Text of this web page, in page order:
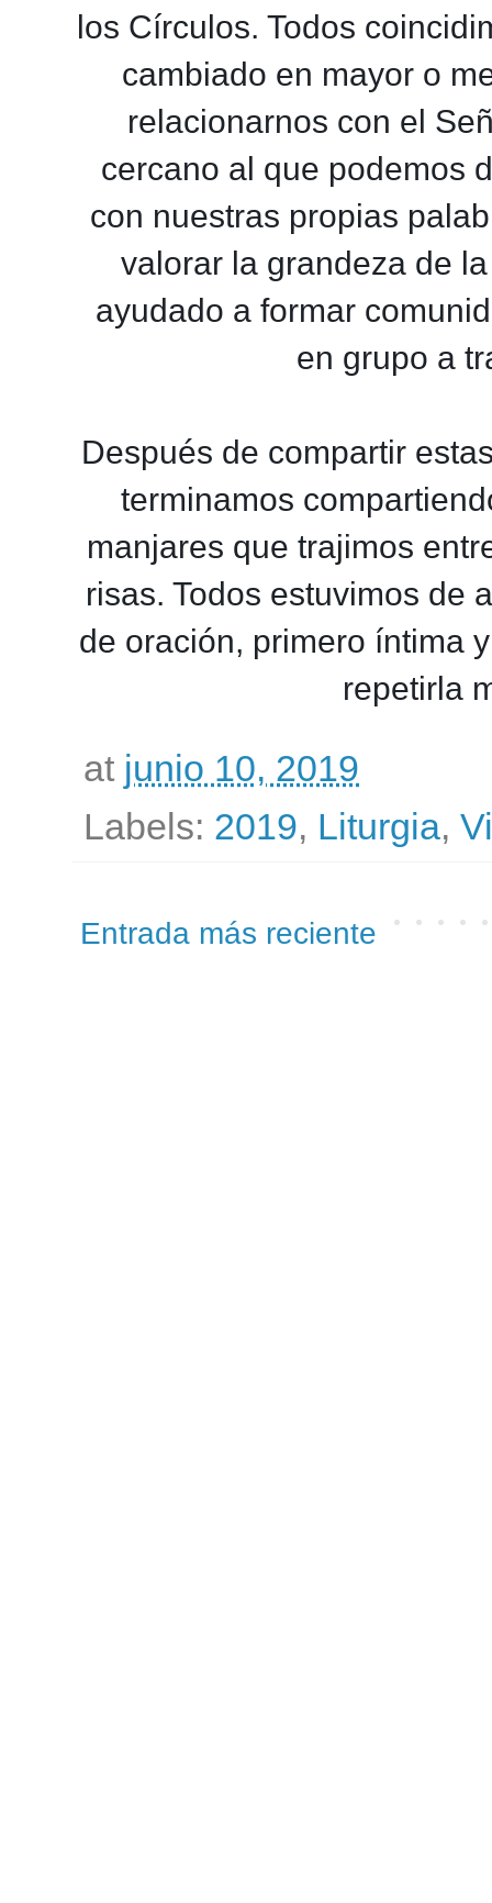
los Círculos. Todos
cambiado en mayor o
relacionarnos con el
cercano al que podemos
con nuestras propias
valorar la grandeza de
ayudado a formar
en grupo a
Después de compartir
terminamos
manjares que trajimos
risas. Todos estuvimos de
de oración, primero íntima
repetirla
at junio 10, 2019
Labels: 2019, Liturgia,
Entrada más reciente